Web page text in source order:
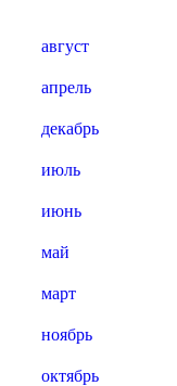
август
апрель
декабрь
июль
июнь
май
март
ноябрь
октябрь